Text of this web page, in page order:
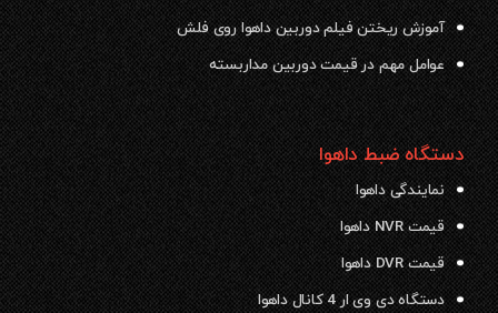
آموزش ریختن فیلم دوربین داهوا روی فلش
عوامل مهم در قیمت دوربین مداربسته
دستگاه ضبط داهوا
نمایندگی داهوا
قیمت NVR داهوا
قیمت DVR داهوا
دستگاه دی وی ار 4 کانال داهوا